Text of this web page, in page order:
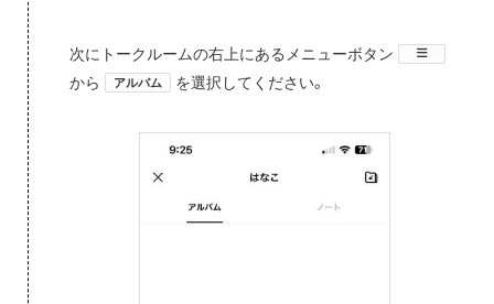
次にトークルームの右上にあるメニューボタン
から
アルバム を選択してください。